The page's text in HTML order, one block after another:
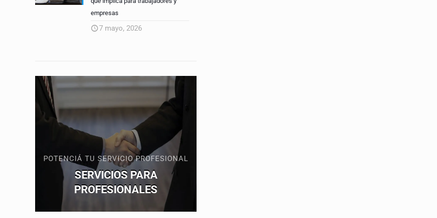
empresas
7 mayo, 2026
POTENCIÁ TU SERVICIO PROFESIONAL
SERVICIOS PARA
PROFESIONALES